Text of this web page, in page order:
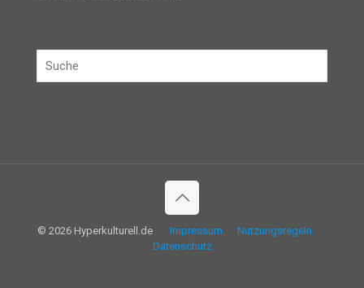
© 2026 Hyperkulturell.de Impressum
Nutzungsregeln
Datenschutz